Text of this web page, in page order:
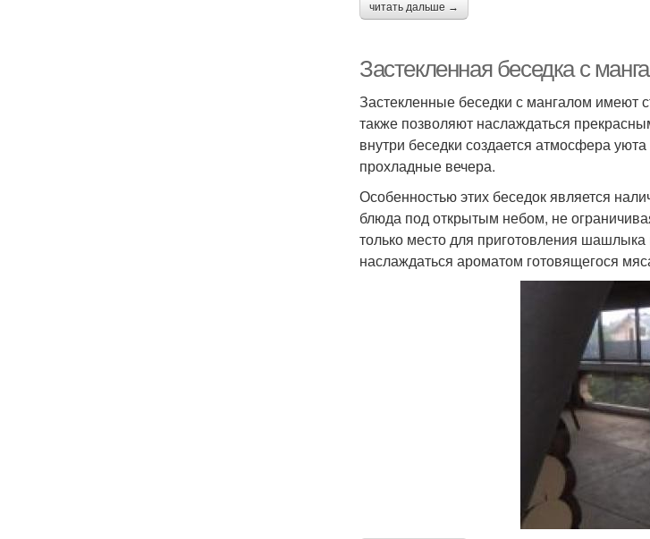
читать дальше →
Застекленная беседка с
Застекленные беседки с мангалом имеют
также позволяют наслаждаться
внутри беседки создается атмосфера
прохладные вечера.
Особенностью этих беседок является
блюда под открытым небом, не
только место для приготовления
наслаждаться ароматом готовящегося